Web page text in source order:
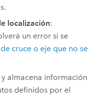
localización:
un error si se
cruce o eje que no se
y almacena información
definidos por el